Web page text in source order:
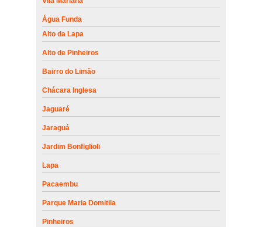
Água Funda
Alto da Lapa
Alto de Pinheiros
Bairro do Limão
Chácara Inglesa
Jaguaré
Jaraguá
Jardim Bonfiglioli
Lapa
Pacaembu
Parque Maria Domitila
Pinheiros